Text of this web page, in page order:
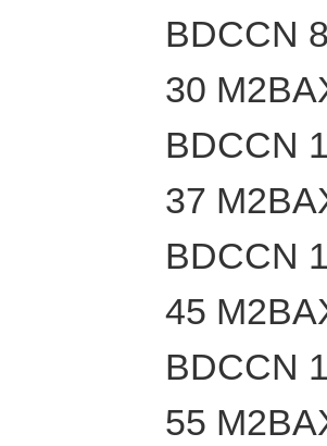
BDCCN
30
BDCCN
37
BDCCN
45
BDCCN
55